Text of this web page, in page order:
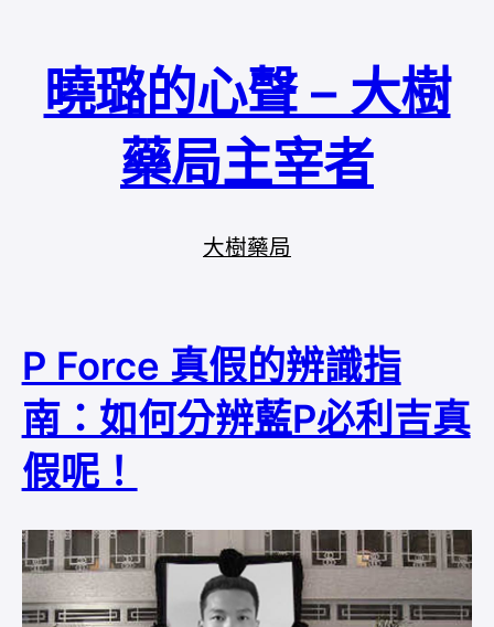
曉璐的心聲 – 大樹
藥局主宰者
大樹藥局
P Force 真假的辨識指
南：如何分辨藍P必利吉真
假呢！